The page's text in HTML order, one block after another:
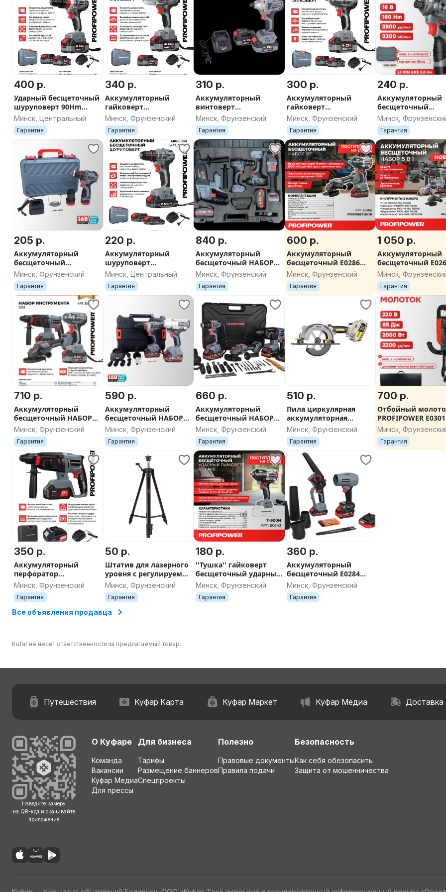
400 р.
Ударный бесщеточный
шуруповерт 90Hm
PROFIPOWER MKDHP-
18V
Минск, Центральный
Гарантия
340 р.
Аккумуляторный
гайковерт
бесщеточный ударный
ProfiPower DWDTW-18V
Минск, Фрунзенский
Гарантия
310 р.
Аккумуляторный
винтоверт
беcщеточный
импульсный
PROFIPOWER MKDTD-
18V
Минск, Фрунзенский
Гарантия
300 р.
Аккумуляторный
гайковерт
бесщеточный
импульсный
PROFIPOWER MKDTW-
18B
Минск, Фрунзенский
Гарантия
240 р.
Аккумуляторный
бесщеточный
винтоверт
PROFIPOWER BL-
Минск,
Гарантия
205 р.
Аккумуляторный
бесщеточный
шуруповерт
PROFIPOWER BL-
161(16В,40Нм,Li-ion
2шт,2.0Ач,2 скорости)
Минск, Фрунзенский
Гарантия
220 р.
Аккумуляторный
шуруповерт
бесщеточный
PROFIPOWER MKBL-18B
Минск, Центральный
Гарантия
840 р.
Аккумуляторный
бесщеточный НАБОР
4в1 ProfiSet-4F18 (Li-
ion-2шт, 4Ач, З/У, кейс)
Минск, Фрунзенский
Гарантия
600 р.
Аккумуляторный
бесщеточный E0286
НАБОР 2в1
PROFIPOWER УШМ +
Гайковерт 900Нм
Минск, Фрунзенский
Гарантия
1 050 р.
Аккумуляторный
бесщеточный
НАБОР 5в1
PROFIPOWER
5F18 (Li-ion-3шт,
У, кейс)
Минск,
Гарантия
710 р.
Аккумуляторный
бесщеточный НАБОР
3в1 УШМ MKDGA-18V
Минск, Фрунзенский
Гарантия
590 р.
Аккумуляторный
бесщеточный НАБОР
2в1 Гайковерт 900Нм +
Шуруповерт 90Нм
Минск, Фрунзенский
Гарантия
660 р.
Аккумуляторный
бесщеточный НАБОР
3в1 PROFIPOWER
ProfiSet-3E18 (Li-ion-
2шт, 4Ач, З/У)
Минск, Фрунзенский
Гарантия
510 р.
Пила циркулярная
аккумуляторная
BifAces (20В,2акб-4Ач,
Диск 150мм,в кейсе)
Минск, Фрунзенский
Гарантия
700 р.
Отбойный
PROFIPOWER E0301
ОМ-2000 (2000Вт,
HEX30)
Минск,
Гарантия
350 р.
Аккумуляторный
перфоратор
беcщеточный
PROFIPOWER MKDHR-
18V
Минск, Фрунзенский
Гарантия
50 р.
Штатив для лазерного
уровня с регулируемой
высотой. Высота 1.5м.
Минск, Фрунзенский
Гарантия
180 р.
''Тушка'' гайковерт
бесщеточный ударный
ProfiPower T-900N (без
акб, 900Нм, в коробке)
Минск, Фрунзенский
Гарантия
360 р.
Аккумуляторный
бесщеточный E0284
НАБОР 2в1
PROFIPOWER
Воздуходувка + мини-
Минск, Фрунзенский
Гарантия
Все объявления продавца
Kufar не несет ответственности за предлагаемый товар.
Путешествия Куфар Карта Куфар Маркет Куфар Медиа Доставка
Наведите камеру
на QR-код и скачивайте
приложение
О Куфаре
Команда
Вакансии
Куфар Медиа
Для прессы
Для бизнеса
Тарифы
Размещение баннеров
Спецпроекты
Полезно
Правовые документы
Правила подачи
Безопасность
Как себя обезопасить
Защита от мошенничества